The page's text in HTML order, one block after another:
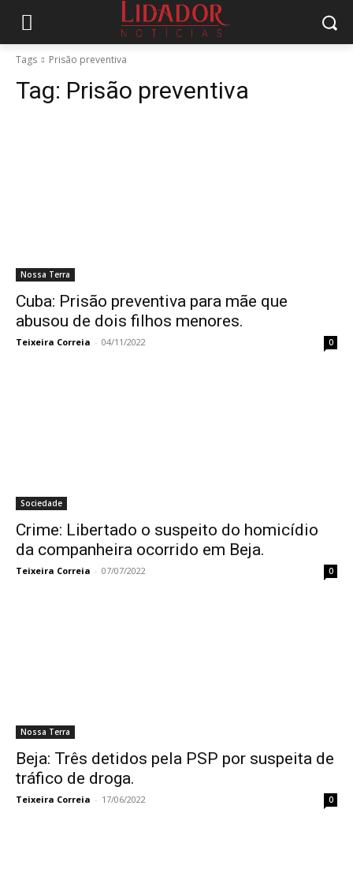
Tags Prisão preventiva
Tag: Prisão preventiva
Nossa Terra
Cuba: Prisão preventiva para mãe que
abusou de dois filhos menores.
Teixeira Correia - 04/11/2022 0
Sociedade
Crime: Libertado o suspeito do homicídio
da companheira ocorrido em Beja.
Teixeira Correia - 07/07/2022 0
Nossa Terra
Beja: Três detidos pela PSP por suspeita de
tráfico de droga.
Teixeira Correia - 17/06/2022 0